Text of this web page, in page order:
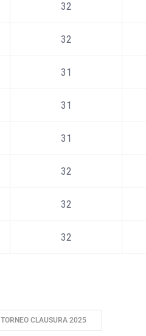
32
32
31
31
31
32
32
32
TORNEO CLAUSURA 2025